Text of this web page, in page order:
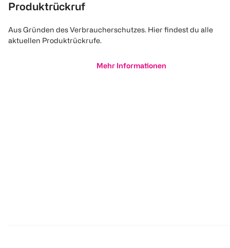
Produktrückruf
Aus Gründen des Verbraucherschutzes. Hier findest du alle
aktuellen Produktrückrufe.
Mehr Informationen